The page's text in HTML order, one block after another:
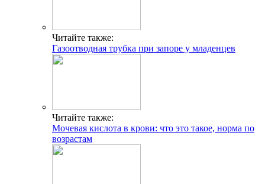
Читайте также:
Газоотводная трубка при запоре у младенцев
Читайте также:
Мочевая кислота в крови: что это такое, норма по
возрастам